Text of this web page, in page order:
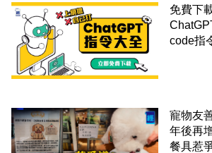
免費下
code指
寵物友
年後再
餐具惹